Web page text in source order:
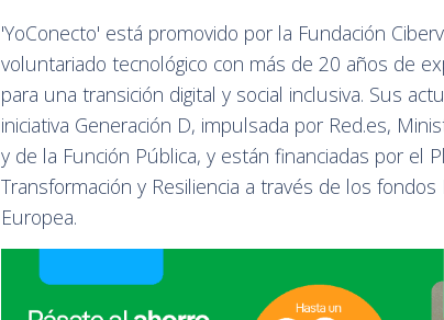
'YoConecto' está promovido por la Fundación
voluntariado tecnológico con más de 20 años de
para una transición digital y social inclusiva. Sus
iniciativa Generación D, impulsada por Red.es,
y de la Función Pública, y están financiadas por el
Transformación y Resiliencia a través de los
Europea.